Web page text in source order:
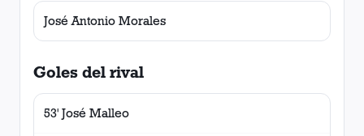
José Antonio Morales
Goles del rival
53' José Malleo